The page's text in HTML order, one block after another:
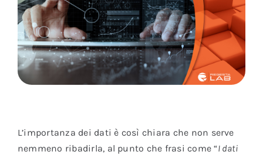
L’importanza dei dati è così chiara che non serve
nemmeno ribadirla, al punto che frasi come “I dati